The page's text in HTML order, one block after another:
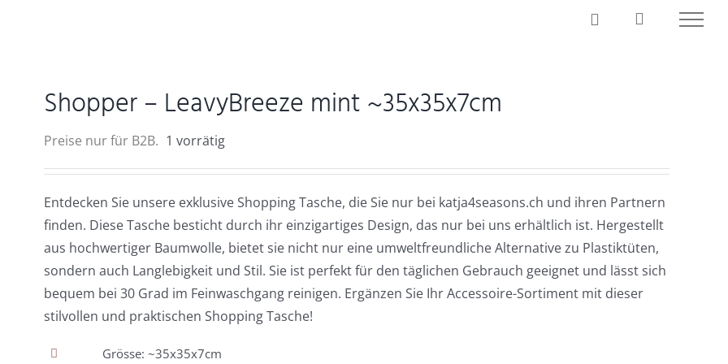
Shopper – LeavyBreeze mint ~35x35x7cm
Preise nur für B2B. 1 vorrätig
Entdecken Sie unsere exklusive Shopping Tasche, die Sie nur bei katja4seasons.ch und ihren Partnern
finden. Diese Tasche besticht durch ihr einzigartiges Design, das nur bei uns erhältlich ist. Hergestellt
aus hochwertiger Baumwolle, bietet sie nicht nur eine umweltfreundliche Alternative zu Plastiktüten,
sondern auch Langlebigkeit und Stil. Sie ist perfekt für den täglichen Gebrauch geeignet und lässt sich
bequem bei 30 Grad im Feinwaschgang reinigen. Ergänzen Sie Ihr Accessoire-Sortiment mit dieser
stilvollen und praktischen Shopping Tasche!
Grösse: ~35x35x7cm